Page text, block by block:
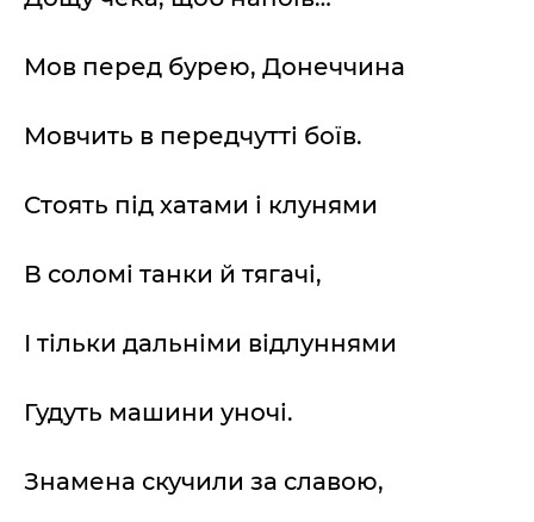
Мов перед бурею, Донеччина
Мовчить в передчутті боїв.
Стоять під хатами і клунями
В соломі танки й тягачі,
І тільки дальніми відлуннями
Гудуть машини уночі.
Знамена скучили за славою,